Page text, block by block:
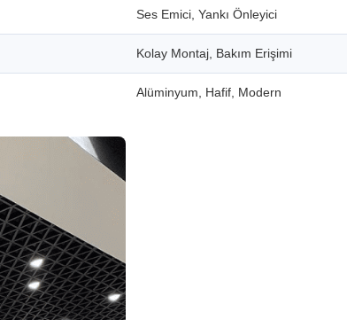
Ses Emici, Yankı Önleyici
Kolay Montaj, Bakım Erişimi
Alüminyum, Hafif, Modern